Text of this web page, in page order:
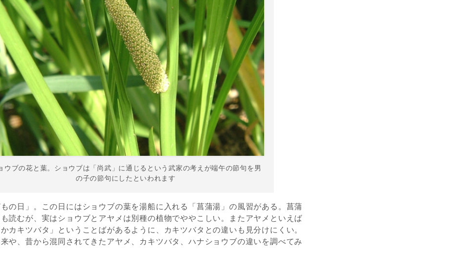
ウブの花と葉。ショウブは「尚武」に通じるという武家の考えが端午の節句を男
の子の節句にしたといわれます
の日」。この日にはショウブの葉を湯船に入れる「菖蒲湯」の風習がある。菖蒲
読むが、実はショウブとアヤメは別種の植物でややこしい。またアヤメといえば
かカキツバタ」ということばがあるように、カキツバタとの違いも見分けにくい。
や、昔から混同されてきたアヤメ、カキツバタ、ハナショウブの違いを調べてみ